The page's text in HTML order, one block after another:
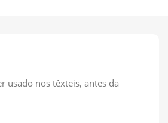
usado nos têxteis, antes da